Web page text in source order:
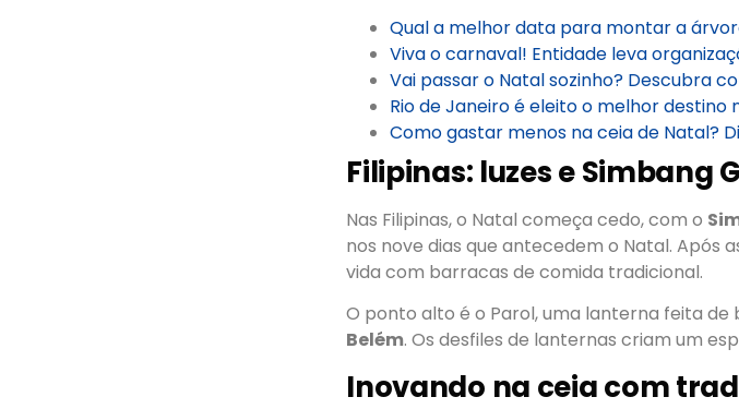
Qual a melhor data para montar a
Viva o carnaval! Entidade leva
Vai passar o Natal sozinho? Descubra
Rio de Janeiro é eleito o melhor destino
Como gastar menos na ceia de Natal?
Filipinas: luzes e Simbang
Nas Filipinas, o Natal começa cedo, com o
nos nove dias que antecedem o Natal. Após
vida com barracas de comida tradicional.
O ponto alto é o Parol, uma lanterna feita
Belém. Os desfiles de lanternas criam um
Inovando na ceia com